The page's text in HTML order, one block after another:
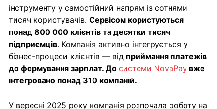
інструменту у самостійний напрям із сотнями
тисяч користувачів. Сервісом користуються
понад 800 000 клієнтів та десятки тисяч
підприємців. Компанія активно інтегрується у
бізнес-процеси клієнтів — від приймання платежів
до формування зарплат. До системи NovaPay вже
інтегровано понад 310 компаній.
У вересні 2025 року компанія розпочала роботу на